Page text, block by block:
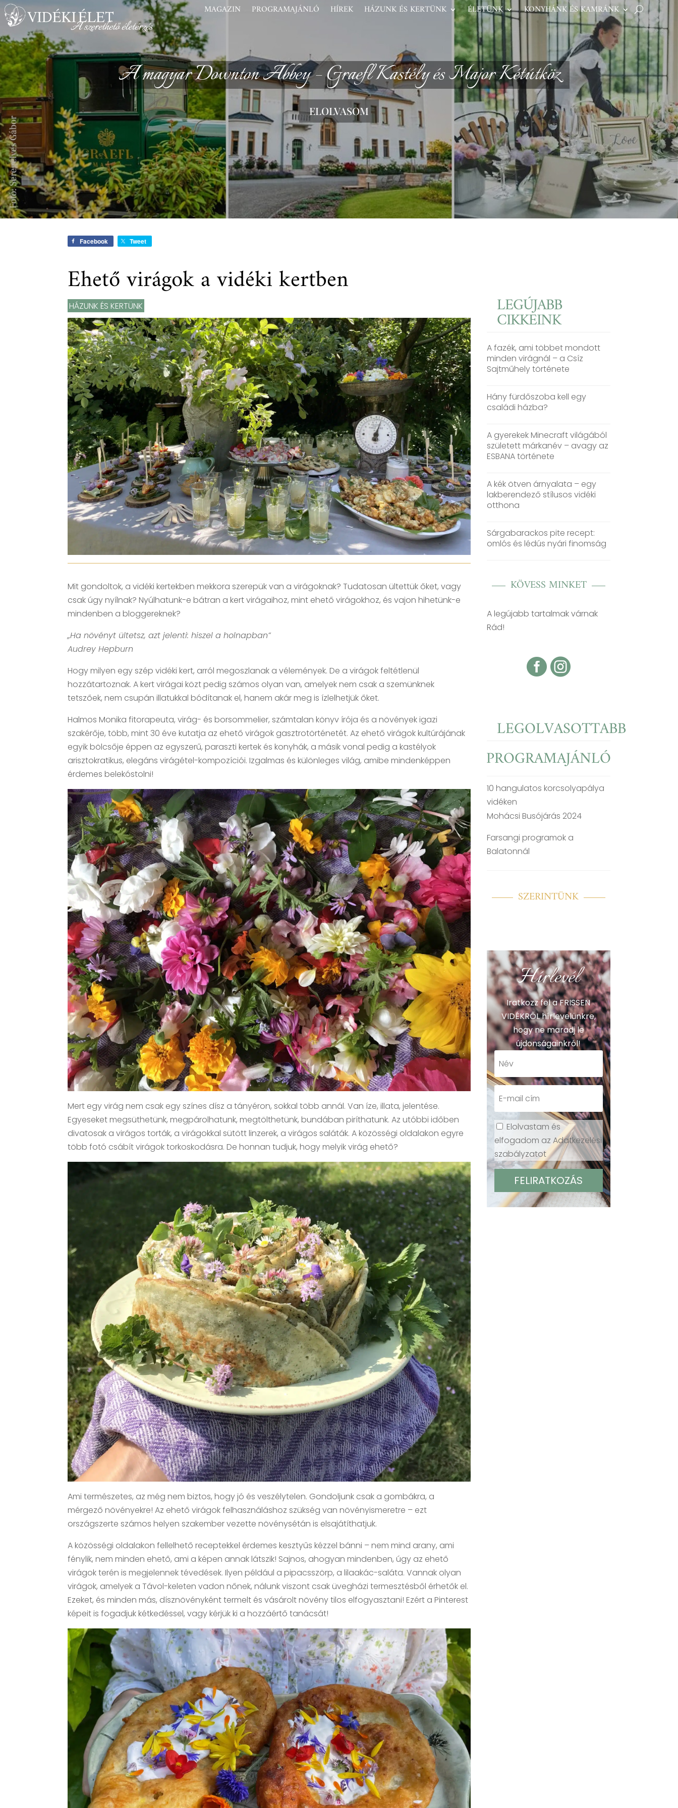
MAGAZIN PROGRAMAJÁNLÓ HÍREK HÁZUNK ÉS KERTÜNK ÉLETÜNK KONYHÁNK ÉS KAMRÁNK
A magyar Downton Abbey – Graefl Kastély és Major Kétútköz
ELOLVASOM
Facebook Tweet
Ehető virágok a vidéki kertben
HÁZUNK ÉS KERTÜNK
Mit gondoltok, a vidéki kertekben mekkora szerepük van a virágoknak? Tudatosan ültettük őket, vagy
csak úgy nyílnak? Nyúlhatunk-e bátran a kert virágaihoz, mint ehető virágokhoz, és vajon hihetünk-e
mindenben a bloggereknek?
„Ha növényt ültetsz, azt jelenti: hiszel a holnapban”
Audrey Hepburn
Hogy milyen egy szép vidéki kert, arról megoszlanak a vélemények. De a virágok feltétlenül
hozzátartoznak. A kert virágai közt pedig számos olyan van, amelyek nem csak a szemünknek
tetszőek, nem csupán illatukkal bódítanak el, hanem akár meg is ízlelhetjük őket.
Halmos Monika fitorapeuta, virág- és borsommelier, számtalan könyv írója és a növények igazi
szakérője, több, mint 30 éve kutatja az ehető virágok gasztrotörténetét. Az ehető virágok kultúrájának
egyik bölcsője éppen az egyszerű, paraszti kertek és konyhák, a másik vonal pedig a kastélyok
arisztokratikus, elegáns virágétel-kompozíciói. Izgalmas és különleges világ, amibe mindenképpen
érdemes belekóstolni!
Mert egy virág nem csak egy színes dísz a tányéron, sokkal több annál. Van íze, illata, jelentése.
Egyeseket megsüthetünk, megpárolhatunk, megtölthetünk, bundában piríthatunk. Az utóbbi időben
divatosak a virágos torták, a virágokkal sütött linzerek, a virágos saláták. A közösségi oldalakon egyre
több fotó csábít virágok torkoskodásra. De honnan tudjuk, hogy melyik virág ehető?
Ami természetes, az még nem biztos, hogy jó és veszélytelen. Gondoljunk csak a gombákra, a
mérgező növényekre! Az ehető virágok felhasználáshoz szükség van növényismeretre – ezt
országszerte számos helyen szakember vezette növénysétán is elsajátíthatjuk.
A közösségi oldalakon fellelhető receptekkel érdemes kesztyűs kézzel bánni – nem mind arany, ami
fénylik, nem minden ehető, ami a képen annak látszik! Sajnos, ahogyan mindenben, úgy az ehető
virágok terén is megjelennek tévedések. Ilyen például a pipacsszörp, a lilaakác-saláta. Vannak olyan
virágok, amelyek a Távol-keleten vadon nőnek, nálunk viszont csak üvegházi termesztésből érhetők el.
Ezeket, és minden más, dísznövényként termelt és vásárolt növény tilos elfogyasztani! Ezért a Pinterest
képeit is fogadjuk kétkedéssel, vagy kérjük ki a hozzáértő tanácsát!
LEGÚJABB
CIKKEINK
A fazék, ami többet mondott
minden virágnál – a Csíz
Sajtműhely története
Hány fürdőszoba kell egy
családi házba?
A gyerekek Minecraft világából
született márkanév – avagy az
ESBANA története
A kék ötven árnyalata – egy
lakberendező stílusos vidéki
otthona
Sárgabarackos pite recept:
omlós és lédús nyári finomság
KÖVESS MINKET
A legújabb tartalmak várnak
Rád!

LEGOLVASOTTABB
PROGRAMAJÁNLÓ
10 hangulatos korcsolyapálya
vidéken
Mohácsi Busójárás 2024
Farsangi programok a
Balatonnál
SZERINTÜNK
Hírlevél
Iratkozz fel a FRISSEN
VIDÉKRŐL hírlevelünkre,
hogy ne maradj le
újdonságainkról!
Elolvastam és
elfogadom az Adatkezelési
szabályzatot